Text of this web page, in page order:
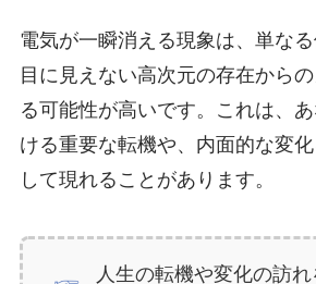
電気が一瞬消える現象は、単なる
目に見えない高次元の存在から
る可能性が高いです。これは、
ける重要な転機や、内面的な変
して現れることがあります。
人生の転機や変化の訪